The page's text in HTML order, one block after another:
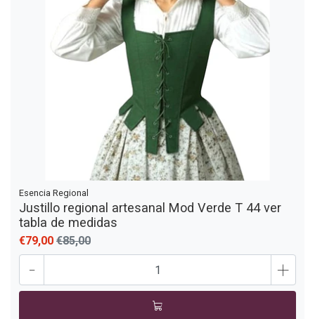
Esencia Regional
Justillo regional artesanal Mod Verde T 44 ver
tabla de medidas
€79,00 €85,00
- +